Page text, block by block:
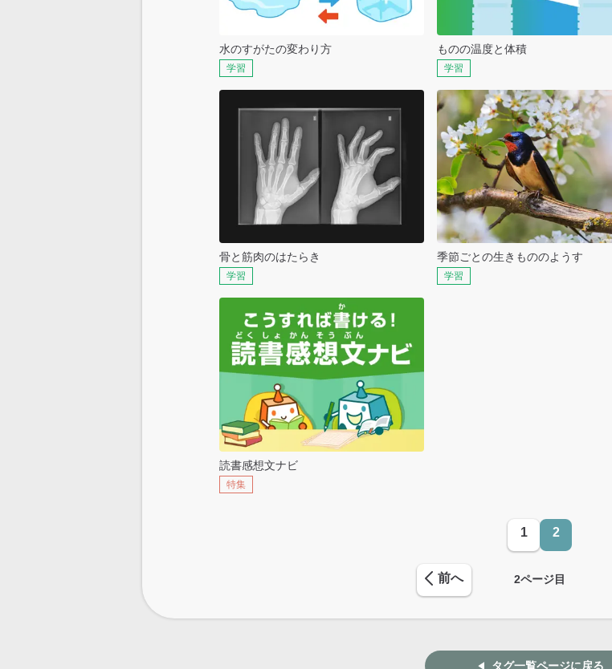
水のすがたの変わり方
学習
ものの温度と体積
学習
骨と筋肉のはたらき
学習
季節ごとの生きもののようす
学習
読書感想文ナビ
特集
1 2
前へ 2ページ目
タグ一覧ページに戻る